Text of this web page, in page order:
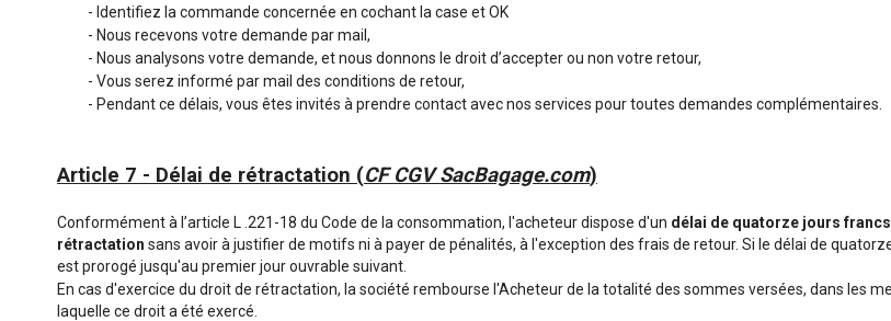
- Identifiez la commande concernée en cochant la case et OK
- Nous recevons votre demande par mail,
- Nous analysons votre demande, et nous donnons le droit d’accepter ou non votre retour,
- Vous serez informé par mail des conditions de retour,
- Pendant ce délais, vous êtes invités à prendre contact avec nos services pour toutes demandes complémentaires.
Article 7 - Délai de rétractation (CF CGV SacBagage.com)
Conformément à l’article L .221-18 du Code de la consommation, l'acheteur dispose d'un délai de quatorze jours francs
rétractation sans avoir à justifier de motifs ni à payer de pénalités, à l'exception des frais de retour. Si le délai de
est prorogé jusqu'au premier jour ouvrable suivant.
En cas d'exercice du droit de rétractation, la société rembourse l'Acheteur de la totalité des sommes versées, dans les
laquelle ce droit a été exercé.